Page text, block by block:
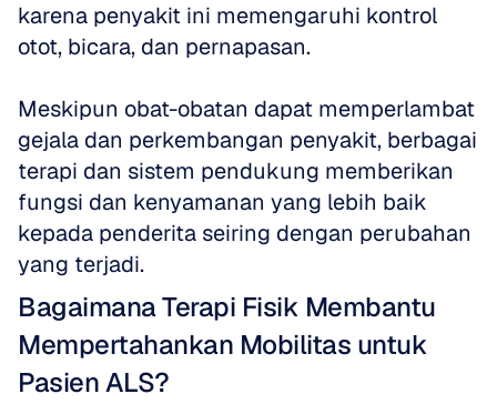
karena penyakit ini memengaruhi kontrol
otot, bicara, dan pernapasan.
Meskipun obat-obatan dapat memperlambat
gejala dan perkembangan penyakit, berbagai
terapi dan sistem pendukung memberikan
fungsi dan kenyamanan yang lebih baik
kepada penderita seiring dengan perubahan
yang terjadi.
Bagaimana Terapi Fisik Membantu
Mempertahankan Mobilitas untuk
Pasien ALS?